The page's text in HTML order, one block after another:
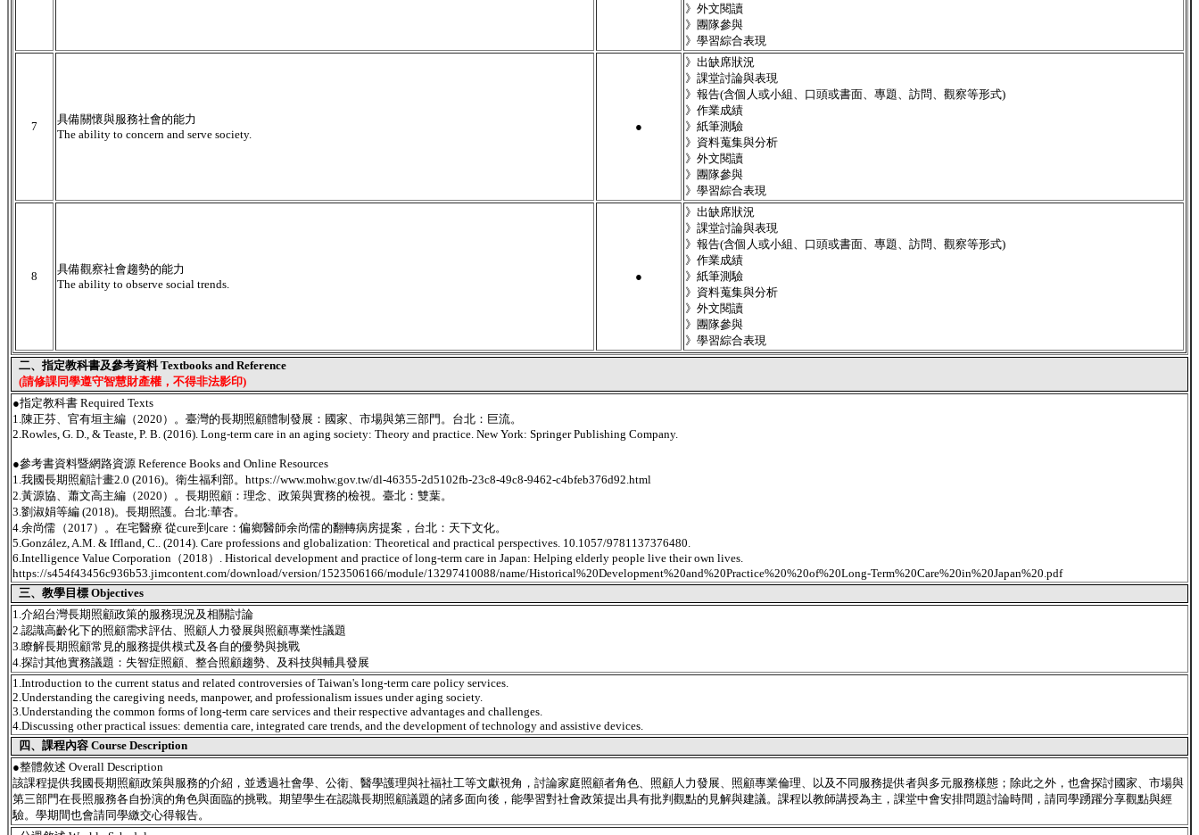
》外文閱讀
》團隊參與
》學習綜合表現
7
具備關懷與服務社會的能力
The ability to concern and serve society.
●
》出缺席狀況
》課堂討論與表現
》報告(含個人或小組、口頭或書面、專題、訪問、觀察等形式)
》作業成績
》紙筆測驗
》資料蒐集與分析
》外文閱讀
》團隊參與
》學習綜合表現
8
具備觀察社會趨勢的能力
The ability to observe social trends.
●
》出缺席狀況
》課堂討論與表現
》報告(含個人或小組、口頭或書面、專題、訪問、觀察等形式)
》作業成績
》紙筆測驗
》資料蒐集與分析
》外文閱讀
》團隊參與
》學習綜合表現
二、指定教科書及參考資料 Textbooks and Reference
(請修課同學遵守智慧財產權，不得非法影印)
●指定教科書 Required Texts
1.陳正芬、官有垣主編（2020）。臺灣的長期照顧體制發展：國家、市場與第三部門。台北：巨流。
2.Rowles, G. D., & Teaste, P. B. (2016). Long-term care in an aging society: Theory and practice. New York: Springer Publishing Company.
●參考書資料暨網路資源 Reference Books and Online Resources
1.我國長期照顧計畫2.0 (2016)。衛生福利部。https://www.mohw.gov.tw/dl-46355-2d5102fb-23c8-49c8-9462-c4bfeb376d92.html
2.黃源協、蕭文高主編（2020）。長期照顧：理念、政策與實務的檢視。臺北：雙葉。
3.劉淑娟等編 (2018)。長期照護。台北:華杏。
4.余尚儒（2017）。在宅醫療 從cure到care：偏鄉醫師余尚儒的翻轉病房提案，台北：天下文化。
5.González, A.M. & Iffland, C.. (2014). Care professions and globalization: Theoretical and practical perspectives. 10.1057/9781137376480.
6.Intelligence Value Corporation（2018）. Historical development and practice of long-term care in Japan: Helping elderly people live their own lives.
https://s454f43456c936b53.jimcontent.com/download/version/1523506166/module/13297410088/name/Historical%20Development%20and%20Practice%20%20of%20Long-Term%20Care%20in%20Japan%20.pdf
三、教學目標 Objectives
1.介紹台灣長期照顧政策的服務現況及相關討論
2.認識高齡化下的照顧需求評估、照顧人力發展與照顧專業性議題
3.瞭解長期照顧常見的服務提供模式及各自的優勢與挑戰
4.探討其他實務議題：失智症照顧、整合照顧趨勢、及科技與輔具發展
1.Introduction to the current status and related controversies of Taiwan's long-term care policy services.
2.Understanding the caregiving needs, manpower, and professionalism issues under aging society.
3.Understanding the common forms of long-term care services and their respective advantages and challenges.
4.Discussing other practical issues: dementia care, integrated care trends, and the development of technology and assistive devices.
四、課程內容 Course Description
●整體敘述 Overall Description
該課程提供我國長期照顧政策與服務的介紹，並透過社會學、公衛、醫學護理與社福社工等文獻視角，討論家庭照顧者角色、照顧人力發展、照顧專業倫理、以及不同服務提供者與多元服務樣態；除此之外，也會探討國家、市場與
第三部門在長照服務各自扮演的角色與面臨的挑戰。期望學生在認識長期照顧議題的諸多面向後，能學習對社會政策提出具有批判觀點的見解與建議。課程以教師講授為主，課堂中會安排問題討論時間，請同學踴躍分享觀點與經
驗。學期間也會請同學繳交心得報告。